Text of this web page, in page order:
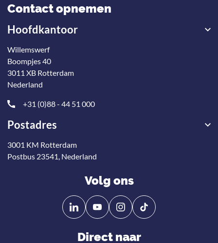
Contact opnemen
Hoofdkantoor
Willemswerf
Boompjes 40
3011 XB Rotterdam
Nederland
+31 (0)88 - 44 51 000
Postadres
3001 KM Rotterdam
Postbus 23541, Nederland
Volg ons
Volg
ons
Linkedin
Volg
ons
YouTube
Direct naar